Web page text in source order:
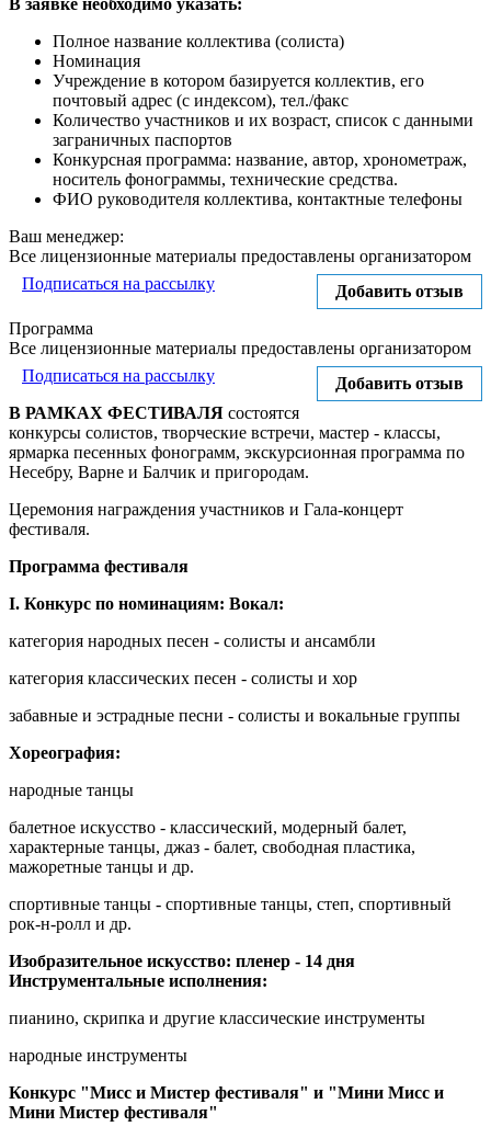
Полное название коллектива (солиста)
Номинация
Учреждение в котором базируется коллектив, его
почтовый адрес (с индексом), тел./факс
Количество участников и их возраст, список с данными
заграничных паспортов
Конкурсная программа: название, автор, хронометраж,
носитель фонограммы, технические средства.
ФИО руководителя коллектива, контактные телефоны
Ваш менеджер:
Все лицензионные материалы предоставлены организатором
Добавить отзыв
Подписаться на рассылку
Программа
Все лицензионные материалы предоставлены организатором
Добавить отзыв
Подписаться на рассылку
В РАМКАХ ФЕСТИВАЛЯ состоятся
конкурсы солистов, творческие встречи, мастер - классы,
ярмарка песенных фонограмм, экскурсионная программа по
Несебру, Варне и Балчик и пригородам.
Церемония награждения участников и Гала-концерт
фестиваля.
Программа фестиваля
I. Конкурс по номинациям: Вокал:
категория народных песен - солисты и ансамбли
категория классических песен - солисты и хор
забавные и эстрадные песни - солисты и вокальные группы
Хореография:
народные танцы
балетное искусство - классический, модерный балет,
характерные танцы, джаз - балет, свободная пластика,
мажоретные танцы и др.
спортивные танцы - спортивные танцы, степ, спортивный
рок-н-ролл и др.
Изобразительное искусство: пленер - 14 дня
Инструментальные исполнения:
пианино, скрипка и другие классические инструменты
народные инструменты
Конкурс "Мисс и Мистер фестиваля" и "Мини Мисс и
Мини Мистер фестиваля"